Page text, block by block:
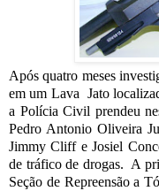
Após quatro meses
em um Lava Jato
a Polícia Civil prendeu
Pedro Antonio Oliveira
Jimmy Cliff e Josiel
de tráfico de drogas. A
Seção de Repreensão a